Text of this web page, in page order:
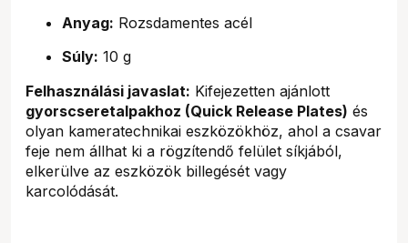
Anyag: Rozsdamentes acél
Súly: 10 g
Felhasználási javaslat: Kifejezetten ajánlott
gyorscseretalpakhoz (Quick Release Plates) és
olyan kameratechnikai eszközökhöz, ahol a csavar
feje nem állhat ki a rögzítendő felület síkjából,
elkerülve az eszközök billegését vagy
karcolódását.